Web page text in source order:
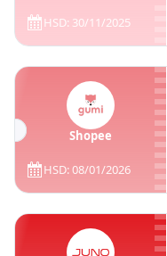
HSD: 30/11/2025
Shopee
HSD: 08/01/2026